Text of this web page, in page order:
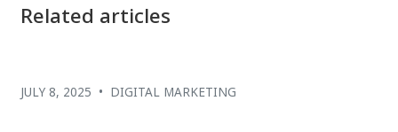
Related articles
JULY 8, 2025 • DIGITAL MARKETING